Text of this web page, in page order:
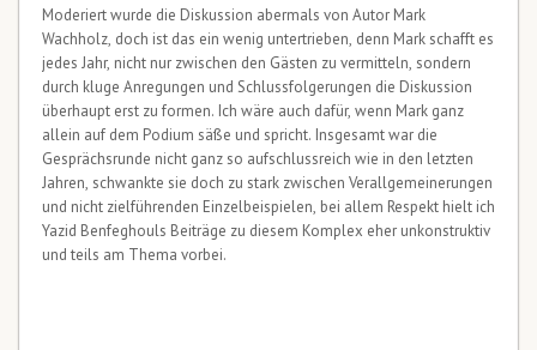
Moderiert wurde die Diskussion abermals von Autor Mark
Wachholz, doch ist das ein wenig untertrieben, denn Mark schafft es
jedes Jahr, nicht nur zwischen den Gästen zu vermitteln, sondern
durch kluge Anregungen und Schlussfolgerungen die Diskussion
überhaupt erst zu formen. Ich wäre auch dafür, wenn Mark ganz
allein auf dem Podium säße und spricht. Insgesamt war die
Gesprächsrunde nicht ganz so aufschlussreich wie in den letzten
Jahren, schwankte sie doch zu stark zwischen Verallgemeinerungen
und nicht zielführenden Einzelbeispielen, bei allem Respekt hielt ich
Yazid Benfeghouls Beiträge zu diesem Komplex eher unkonstruktiv
und teils am Thema vorbei.